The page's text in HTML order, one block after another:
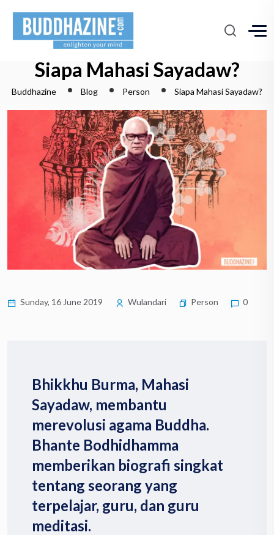
Siapa Mahasi Sayadaw?
Buddhazine Blog Person Siapa Mahasi Sayadaw?
Sunday, 16 June 2019 Wulandari Person 0
Bhikkhu Burma, Mahasi
Sayadaw, membantu
merevolusi agama Buddha.
Bhante Bodhidhamma
memberikan biografi singkat
tentang seorang yang
terpelajar, guru, dan guru
meditasi.